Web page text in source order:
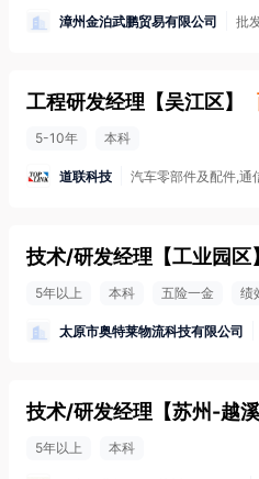
漳州金泊武鹏贸易有限公司 批
工程研发经理 【吴江区】
5-10年 本科
道联科技 汽车零部件及配件,通
技术/研发经理 【工业园区】
5年以上 本科 五险一金 绩
太原市奥特莱物流科技有限公司
技术/研发经理 【苏州-越溪
5年以上 本科